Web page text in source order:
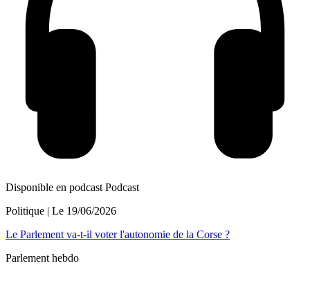
Disponible en podcast Podcast
Politique | Le 19/06/2026
Le Parlement va-t-il voter l'autonomie de la Corse ?
Parlement hebdo